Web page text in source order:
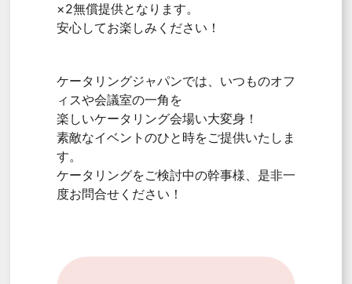
×2無償提供となります。
安心してお楽しみください！
ケータリングジャパンでは、いつものオフ
ィスや会議室の一角を
楽しいケータリング会場い大変身！
素敵なイベントのひと時をご提供いたしま
す。
ケータリングをご検討中の幹事様、是非一
度お問合せください！